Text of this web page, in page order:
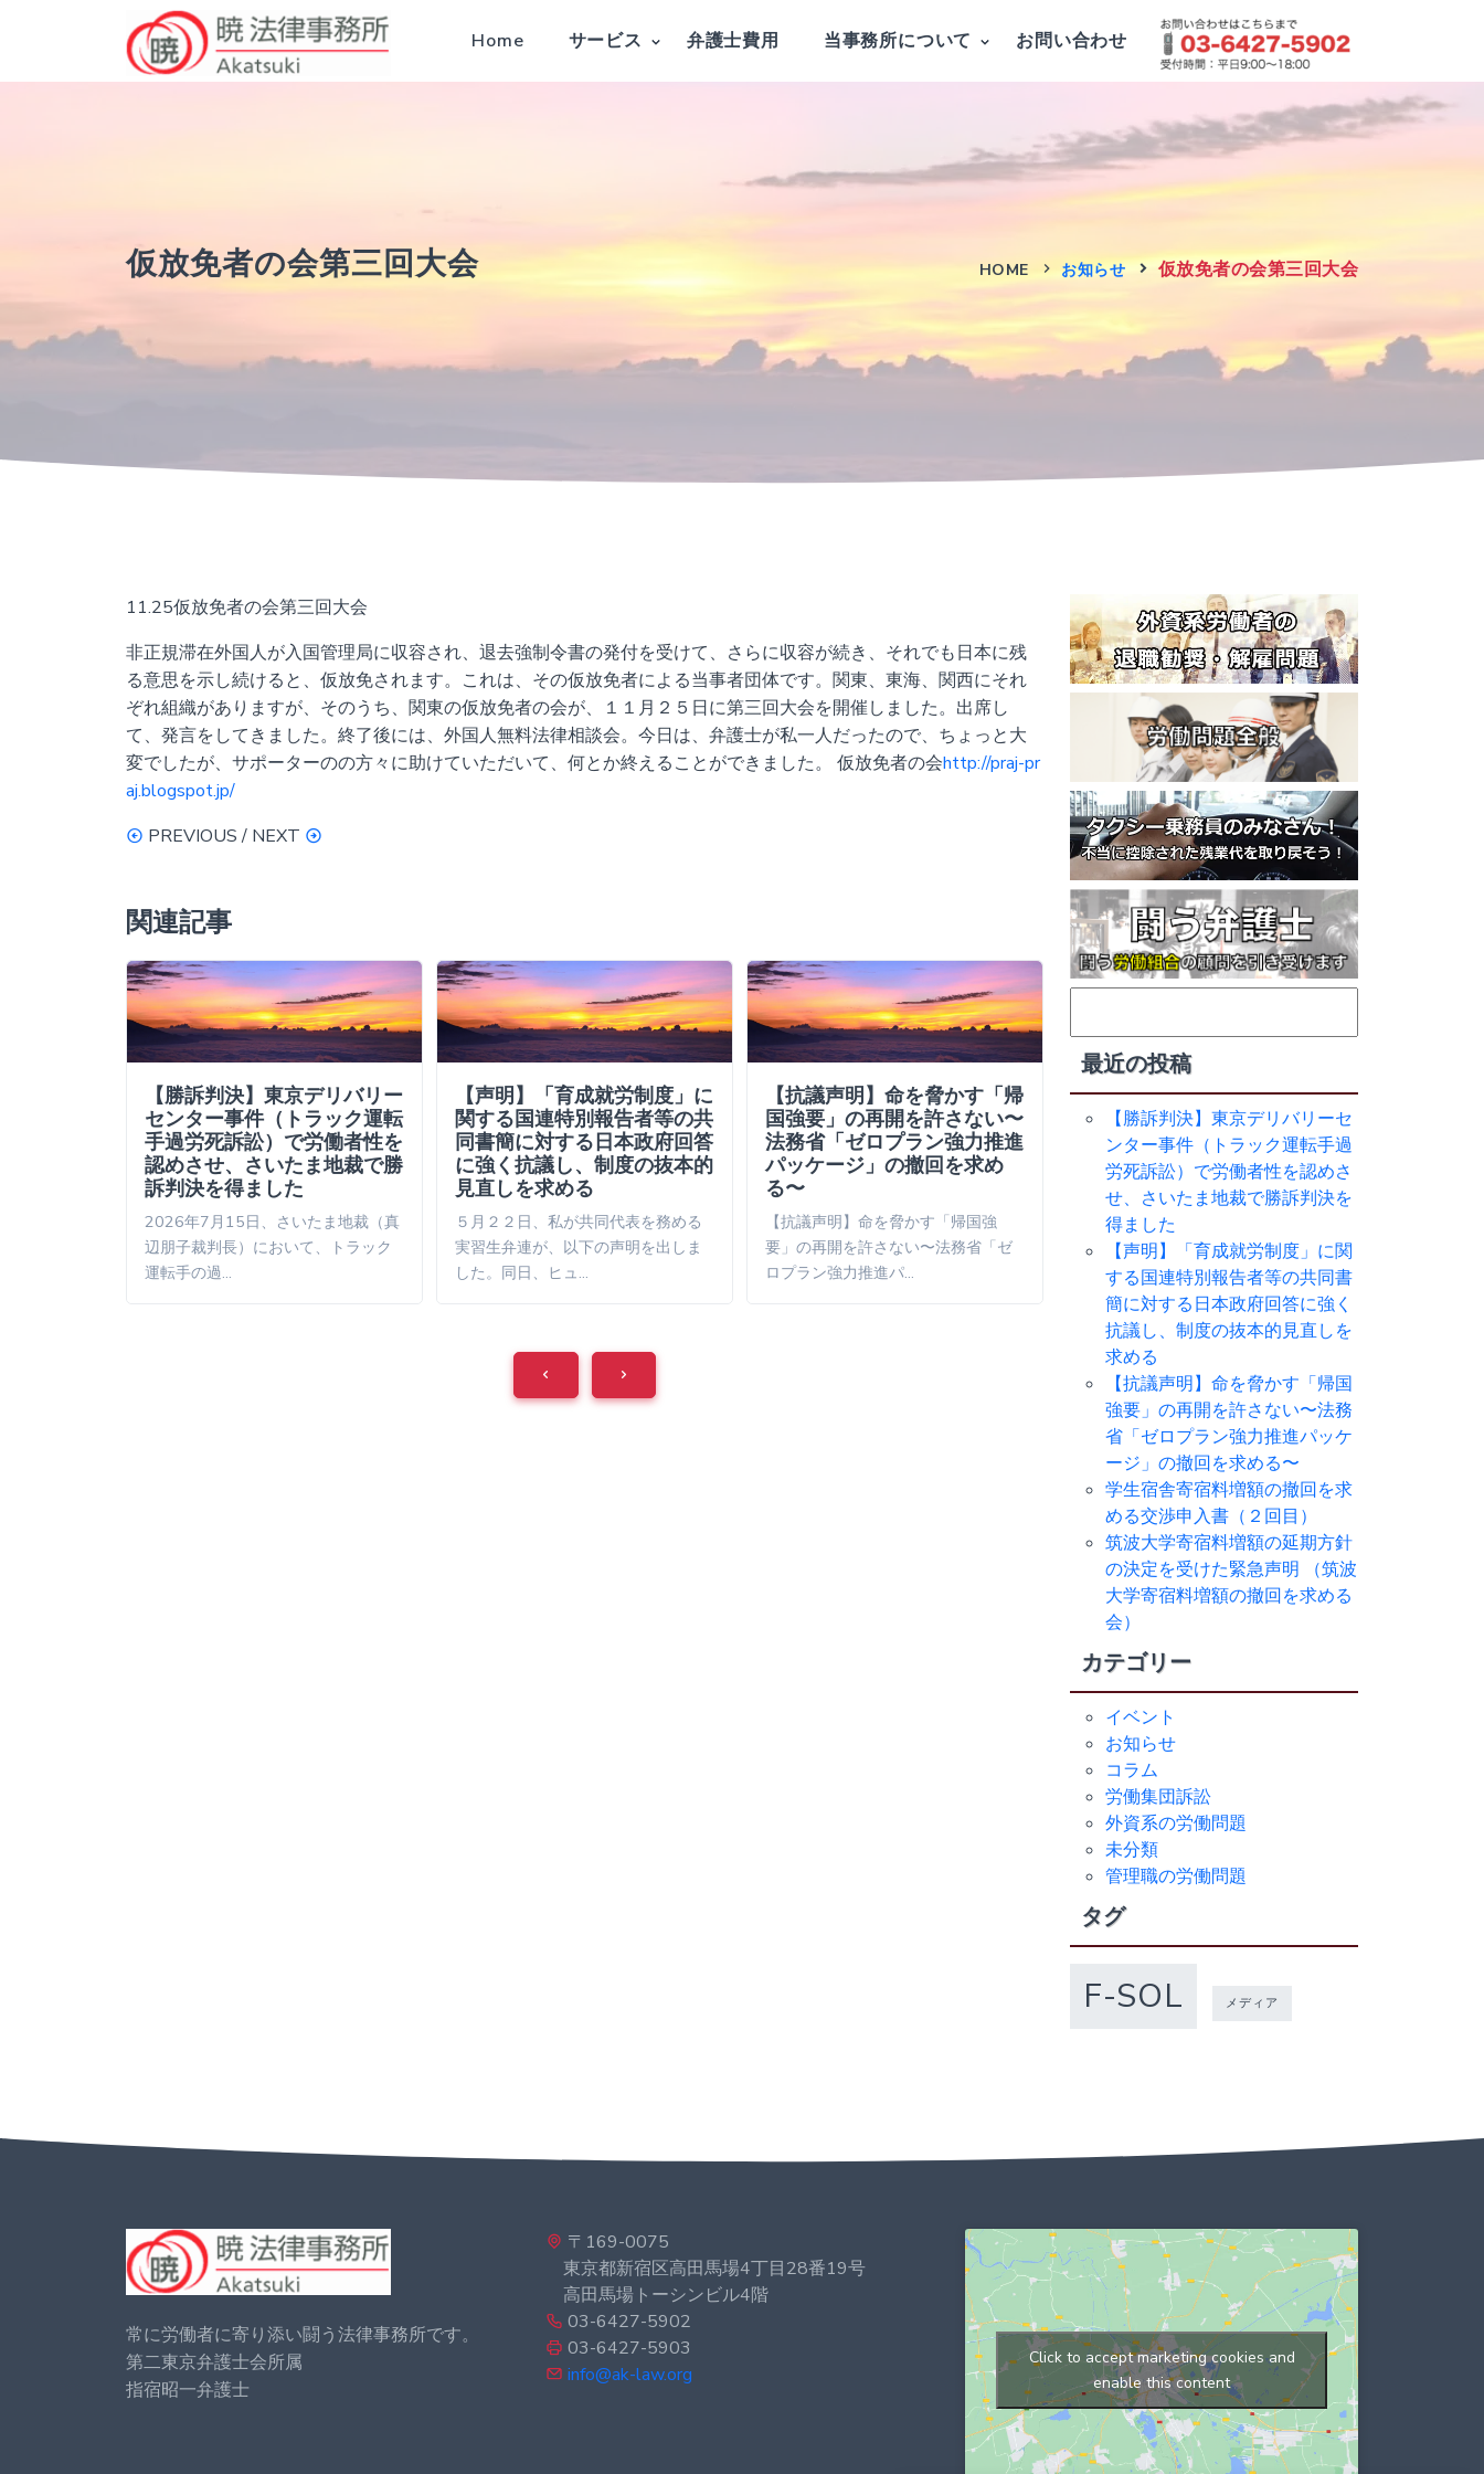
Home サービス 弁護士費用 当事務所について お問い合わせ
仮放免者の会第三回大会 HOME お知らせ 仮放免者の会第三回大会
11.25仮放免者の会第三回大会
非正規滞在外国人が入国管理局に収容され、退去強制令書の発付を受けて、さらに収容が続き、それでも日本に残
る意思を示し続けると、仮放免されます。これは、その仮放免者による当事者団体です。関東、東海、関西にそれ
ぞれ組織がありますが、そのうち、関東の仮放免者の会が、１１月２５日に第三回大会を開催しました。出席し
て、発言をしてきました。終了後には、外国人無料法律相談会。今日は、弁護士が私一人だったので、ちょっと大
変でしたが、サポーターのの方々に助けていただいて、何とか終えることができました。 仮放免者の会http://praj-pr
aj.blogspot.jp/
PREVIOUS / NEXT
関連記事
【勝訴判決】東京デリバリー
センター事件（トラック運転
手過労死訴訟）で労働者性を
認めさせ、さいたま地裁で勝
訴判決を得ました
2026年7月15日、さいたま地裁（真
辺朋子裁判長）において、トラック
運転手の過…
【声明】「育成就労制度」に
関する国連特別報告者等の共
同書簡に対する日本政府回答
に強く抗議し、制度の抜本的
見直しを求める
５月２２日、私が共同代表を務める
実習生弁連が、以下の声明を出しま
した。同日、ヒュ…
【抗議声明】命を脅かす「帰
国強要」の再開を許さない〜
法務省「ゼロプラン強力推進
パッケージ」の撤回を求め
る〜
【抗議声明】命を脅かす「帰国強
要」の再開を許さない〜法務省「ゼ
ロプラン強力推進パ…
学生宿舎寄宿料増額の撤回を
求める交渉申入書（２回目）
本日（２０２６年３月２３日）、筑
波大学寄宿料増額の撤回を求める会
は、２回目の「学…
索:
最近の投稿
【勝訴判決】東京デリバリーセ
ンター事件（トラック運転手過
労死訴訟）で労働者性を認めさ
せ、さいたま地裁で勝訴判決を
得ました
【声明】「育成就労制度」に関
する国連特別報告者等の共同書
簡に対する日本政府回答に強く
抗議し、制度の抜本的見直しを
求める
【抗議声明】命を脅かす「帰国
強要」の再開を許さない〜法務
省「ゼロプラン強力推進パッケ
ージ」の撤回を求める〜
学生宿舎寄宿料増額の撤回を求
める交渉申入書（２回目）
筑波大学寄宿料増額の延期方針
の決定を受けた緊急声明 （筑波
大学寄宿料増額の撤回を求める
会）
カテゴリー
イベント
お知らせ
コラム
労働集団訴訟
外資系の労働問題
未分類
管理職の労働問題
タグ
F-SOL メディア
常に労働者に寄り添い闘う法律事務所です。
第二東京弁護士会所属
指宿昭一弁護士
〒169-0075
東京都新宿区高田馬場4丁目28番19号
高田馬場トーシンビル4階
03-6427-5902
03-6427-5903
info@ak-law.org
Click to accept marketing cookies and
enable this content